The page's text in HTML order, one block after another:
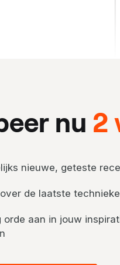
nu 2
nieuwe, geteste
de laatste
orde aan in jouw